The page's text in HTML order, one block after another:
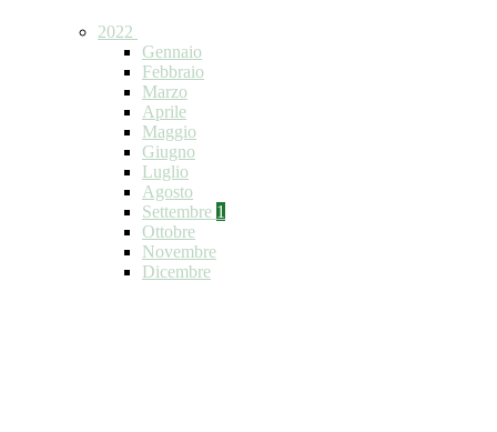
2022
Gennaio
Febbraio
Marzo
Aprile
Maggio
Giugno
Luglio
Agosto
Settembre 1
Ottobre
Novembre
Dicembre